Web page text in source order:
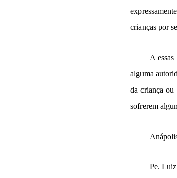
crianças por
A
alguma
da criança ou
sofrerem
Pe.